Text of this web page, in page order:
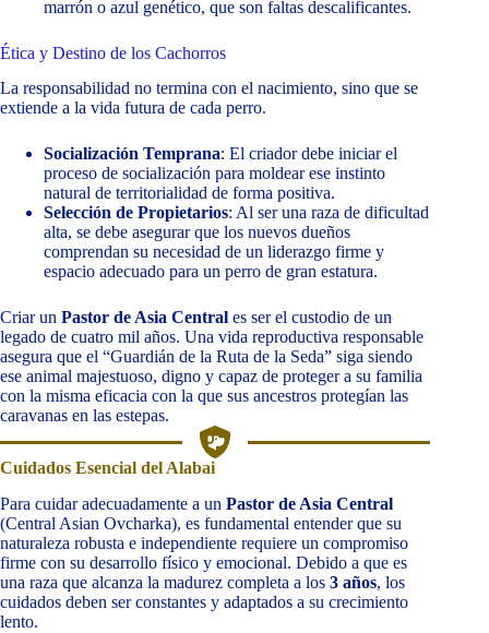
marrón o azul genético, que son faltas descalificantes.
Ética y Destino de los Cachorros
La responsabilidad no termina con el nacimiento, sino que se
extiende a la vida futura de cada perro.
Socialización Temprana: El criador debe iniciar el
proceso de socialización para moldear ese instinto
natural de territorialidad de forma positiva.
Selección de Propietarios: Al ser una raza de dificultad
alta, se debe asegurar que los nuevos dueños
comprendan su necesidad de un liderazgo firme y
espacio adecuado para un perro de gran estatura.
Criar un Pastor de Asia Central es ser el custodio de un
legado de cuatro mil años. Una vida reproductiva responsable
asegura que el “Guardián de la Ruta de la Seda” siga siendo
ese animal majestuoso, digno y capaz de proteger a su familia
con la misma eficacia con la que sus ancestros protegían las
caravanas en las estepas.
Cuidados Esencial del Alabai
Para cuidar adecuadamente a un Pastor de Asia Central
(Central Asian Ovcharka), es fundamental entender que su
naturaleza robusta e independiente requiere un compromiso
firme con su desarrollo físico y emocional. Debido a que es
una raza que alcanza la madurez completa a los 3 años, los
cuidados deben ser constantes y adaptados a su crecimiento
lento.